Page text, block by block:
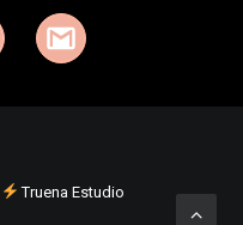
Truena Estudio